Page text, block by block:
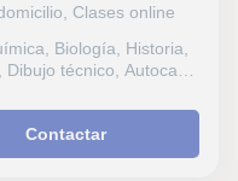
Clases online
Biología, Historia,
técnico, Autocad,
CPE Certificate
en ESO (para adultos),
General, ESO,
Contactar